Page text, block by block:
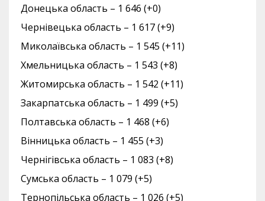
Донецька область – 1 646 (+0)
Чернівецька область – 1 617 (+9)
Миколаївська область – 1 545 (+11)
Хмельницька область – 1 543 (+8)
Житомирська область – 1 542 (+11)
Закарпатська область – 1 499 (+5)
Полтавська область – 1 468 (+6)
Вінницька область – 1 455 (+3)
Чернігівська область – 1 083 (+8)
Сумська область – 1 079 (+5)
Тернопільська область – 1 026 (+5)